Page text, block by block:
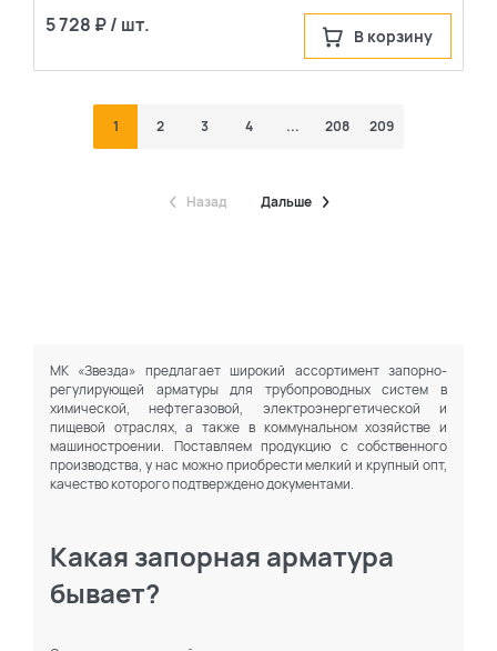
5 728 ₽ / шт. В корзину
Назад
1 2 3 4 ... 208 209
Дальше
МК «Звезда» предлагает широкий ассортимент запорно-
регулирующей арматуры для трубопроводных систем в
химической, нефтегазовой, электроэнергетической и
пищевой отраслях, а также в коммунальном хозяйстве и
машиностроении. Поставляем продукцию с собственного
производства, у нас можно приобрести мелкий и крупный опт,
качество которого подтверждено документами.
Какая запорная арматура
бывает?